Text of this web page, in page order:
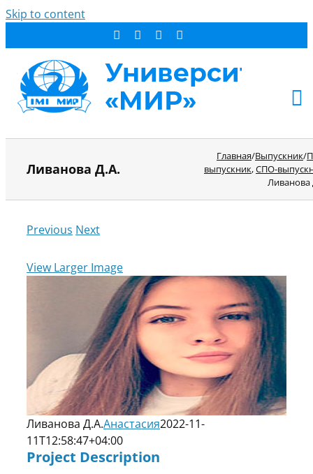
Skip to content
СТУДЕНТУ
НОВОСТИ
РЕЗУЛЬТАТ ПОИСКА:
Ливанова Д.А.
Главная/Выпускник/
выпускник,СПО-
Ливанова
Previous Next
View Larger Image
Ливанова Д.А.Анастасия2022-11-
11T12:58:47+04:00
Project Description